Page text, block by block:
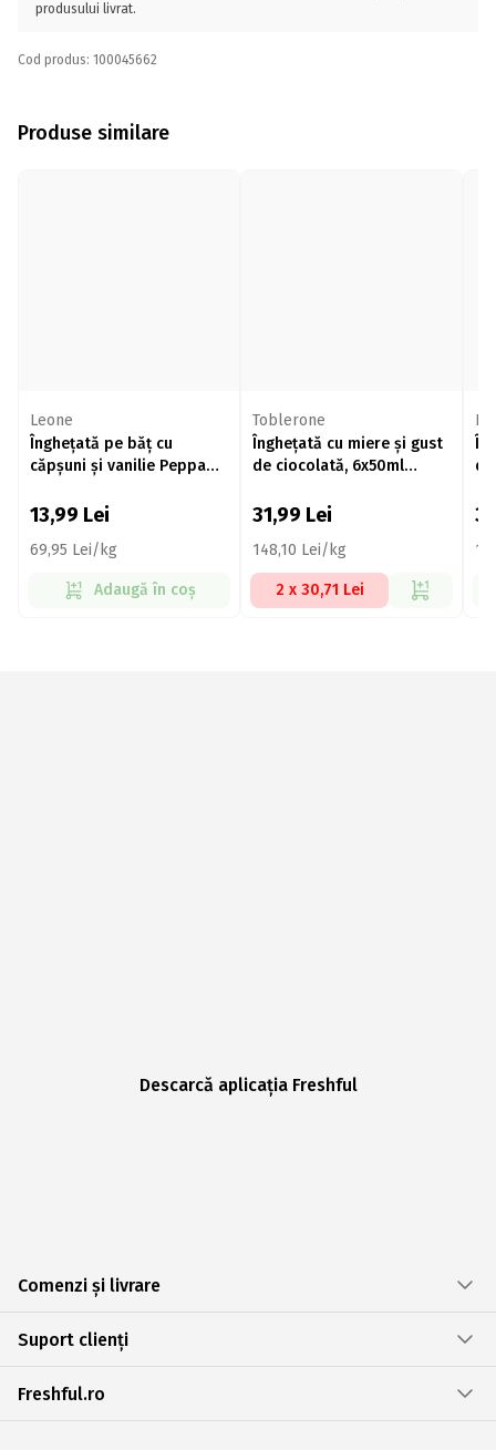
produsului livrat.
Cod produs: 100045662
Produse similare
Leone
Înghețată pe băț cu
căpșuni și vanilie Peppa
13,99 Lei
69,95 Lei/kg
Adaugă în coș
Toblerone
Înghețată cu miere și gust
de ciocolată, 6x50ml
31,99 Lei
148,10 Lei/kg
2 x 30,71 Lei
Descarcă aplicația Freshful
Comenzi și livrare
Suport clienți
Freshful.ro